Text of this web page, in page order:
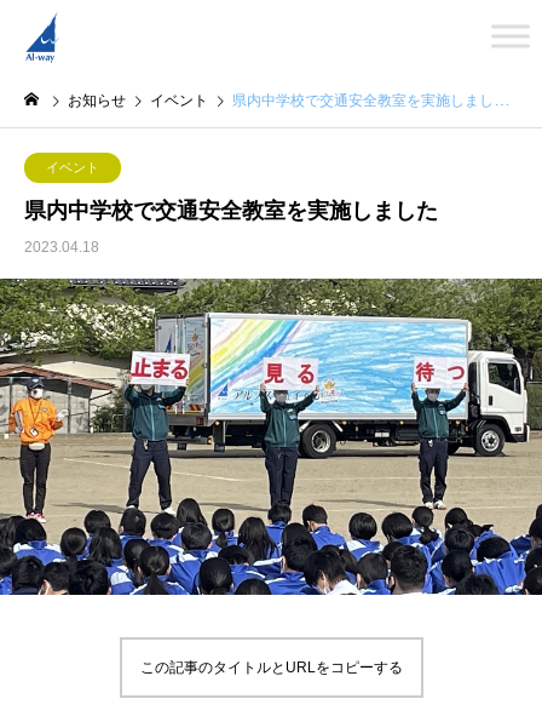
お知らせ イベント 県内中学校で交通安全教室を実施しました
イベント
県内中学校で交通安全教室を実施しました
2023.04.18
この記事のタイトルとURLをコピーする